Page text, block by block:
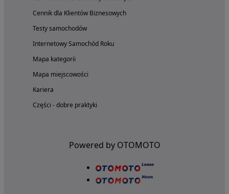
Cennik dla Klientów Biznesowych
Testy samochodów
Internetowy Samochód Roku
Mapa kategorii
Mapa miejscowości
Kariera
Części - dobre praktyki
Powered by OTOMOTO